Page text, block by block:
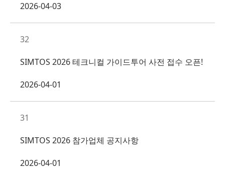
2026-04-03
32
SIMTOS 2026 테크니컬 가이드투어 사전 접수 오픈!
2026-04-01
31
SIMTOS 2026 참가업체 공지사항
2026-04-01